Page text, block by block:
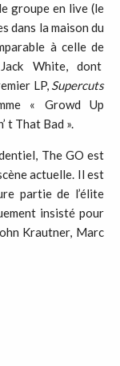
groupe en live (le
dans la maison du
à celle de
White, dont
LP, Supercuts
« Growd Up
t That Bad ».
The GO est
actuelle. Il est
partie de l’élite
insisté pour
Krautner, Marc